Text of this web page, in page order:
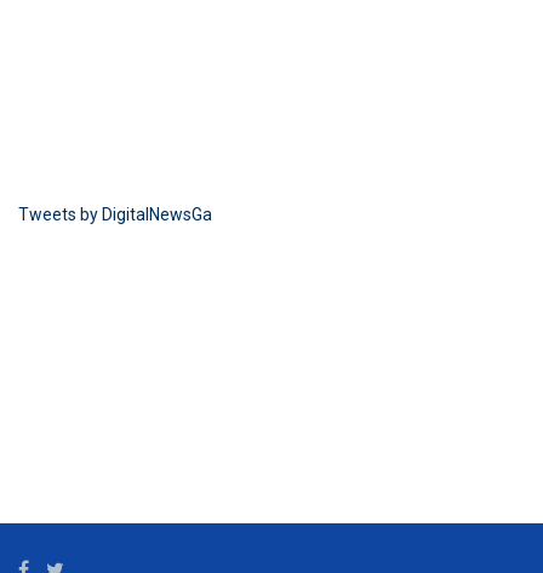
Tweets by DigitalNewsGa